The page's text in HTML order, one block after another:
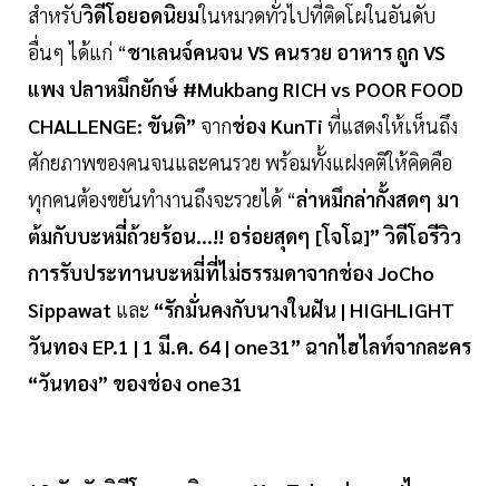
สำหรับวิดีโอยอดนิยมในหมวดทั่วไปที่ติดโผในอันดับ
อื่นๆ ได้แก่ “ชาเลนจ์คนจน VS คนรวย อาหาร ถูก VS
แพง ปลาหมึกยักษ์ #Mukbang​ RICH vs POOR FOOD
CHALLENGE: ขันติ” จากช่อง KunTi ที่แสดงให้เห็นถึง
ศักยภาพของคนจนและคนรวย พร้อมทั้งแฝงคติให้คิดคือ
ทุกคนต้องขยันทำงานถึงจะรวยได้ “ล่าหมึกล่ากั้งสดๆ มา
ต้มกับบะหมี่ถ้วยร้อน...!! อร่อยสุดๆ [โจโฉ]” วิดีโอรีวิว
การรับประทานบะหมี่ที่ไม่ธรรมดาจากช่อง JoCho
Sippawat และ “รักมั่นคงกับนางในฝัน | HIGHLIGHT
วันทอง EP.1 | 1 มี.ค. 64 | one31” ฉากไฮไลท์จากละคร
“วันทอง” ของช่อง one31